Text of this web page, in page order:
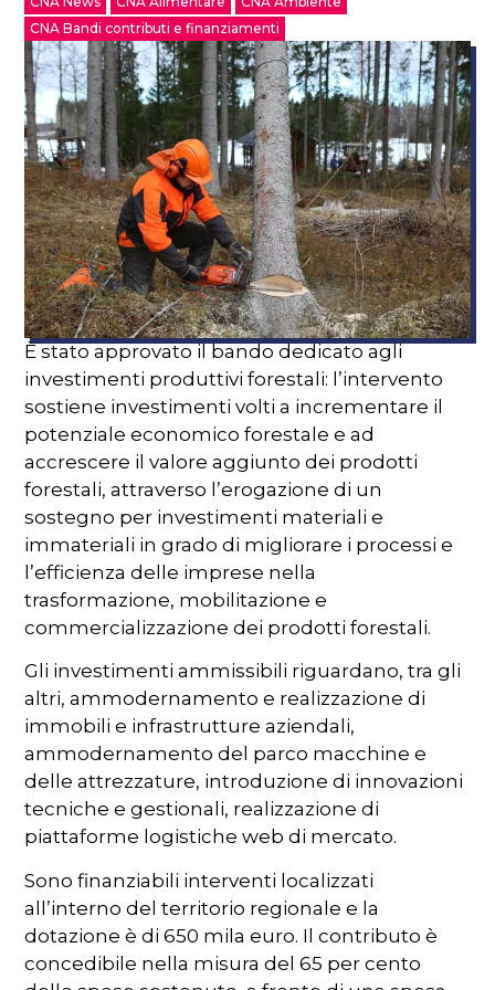
CNA Bandi contributi e finanziamenti
È stato approvato il bando dedicato agli
investimenti produttivi forestali: l’intervento
sostiene investimenti volti a incrementare il
potenziale economico forestale e ad
accrescere il valore aggiunto dei prodotti
forestali, attraverso l’erogazione di un
sostegno per investimenti materiali e
immateriali in grado di migliorare i processi e
l’efficienza delle imprese nella
trasformazione, mobilitazione e
commercializzazione dei prodotti forestali.
Gli investimenti ammissibili riguardano, tra gli
altri, ammodernamento e realizzazione di
immobili e infrastrutture aziendali,
ammodernamento del parco macchine e
delle attrezzature, introduzione di innovazioni
tecniche e gestionali, realizzazione di
piattaforme logistiche web di mercato.
Sono finanziabili interventi localizzati
all’interno del territorio regionale e la
dotazione è di 650 mila euro. Il contributo è
concedibile nella misura del 65 per cento